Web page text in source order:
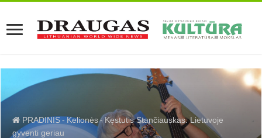
PRADINIS - Kelionės -Kęstutis Stančiauskas: Lietuvoje
gyventi geriau